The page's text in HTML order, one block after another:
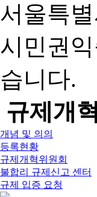
서울특
시민권
습니다.
규제개혁
개념 및 의의
등록현황
규제개혁위원회
불합리 규제신고 센터
규제 입증 요청